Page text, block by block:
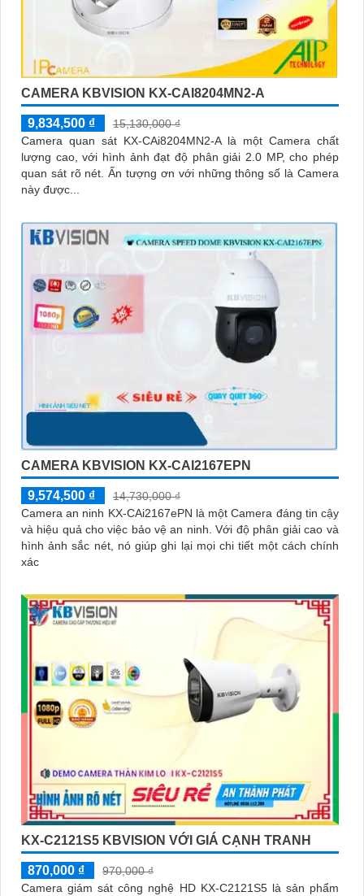
CAMERA KBVISION KX-CAI8204MN2-A
9,834,500 ₫
15,130,000 ₫
Camera quan sát KX-CAi8204MN2-A là một Camera chất
lượng cao, với hình ảnh đạt độ phân giải 2.0 MP, cho phép
quan sát rõ nét. Ấn tượng ơn với những thông số là Camera
này được...
CAMERA KBVISION KX-CAI2167EPN
9,574,500 ₫
14,730,000 ₫
Camera an ninh KX-CAi2167ePN là một Camera đáng tin cậy
và hiệu quả cho việc bảo vệ an ninh. Với độ phân giải cao và
hình ảnh sắc nét, nó giúp ghi lại mọi chi tiết một cách chính
xác
KX-C2121S5 KBVISION VỚI GIÁ CẠNH TRANH
870,000 ₫
970,000 ₫
Camera giám sát công nghệ HD KX-C2121S5 là sản phẩm